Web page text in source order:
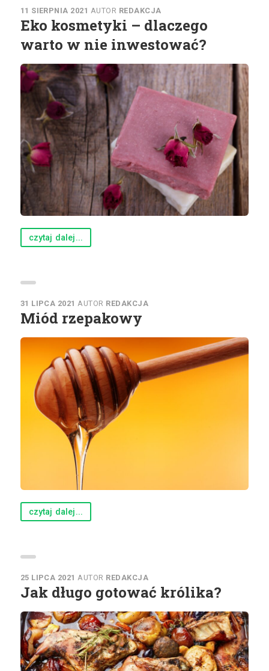
11 SIERPNIA 2021 AUTOR REDAKCJA
Eko kosmetyki – dlaczego
warto w nie inwestować?
czytaj dalej...
31 LIPCA 2021 AUTOR REDAKCJA
Miód rzepakowy
czytaj dalej...
25 LIPCA 2021 AUTOR REDAKCJA
Jak długo gotować królika?